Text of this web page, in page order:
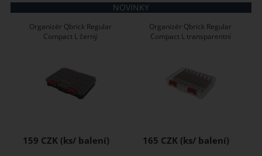
NOVINKY
Organizér Qbrick Regular
Compact L černý
159 CZK
Organizér Qbrick Regular
Compact L transparentní
165 CZK